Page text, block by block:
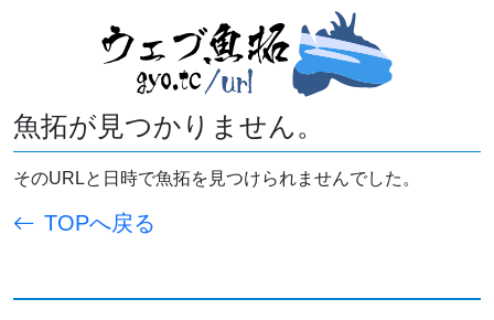
魚拓が見つかりません。
そのURLと日時で魚拓を見つけられませんでした。
TOPへ戻る